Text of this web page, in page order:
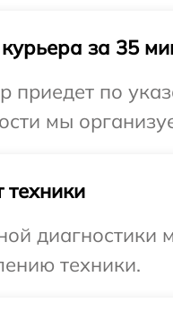
за 35
приедет по
мы
техники
диагностики
техники.